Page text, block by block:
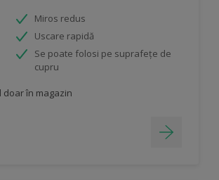
Miros redus
Uscare rapidă
Se poate folosi pe suprafețe de
cupru
doar în magazin